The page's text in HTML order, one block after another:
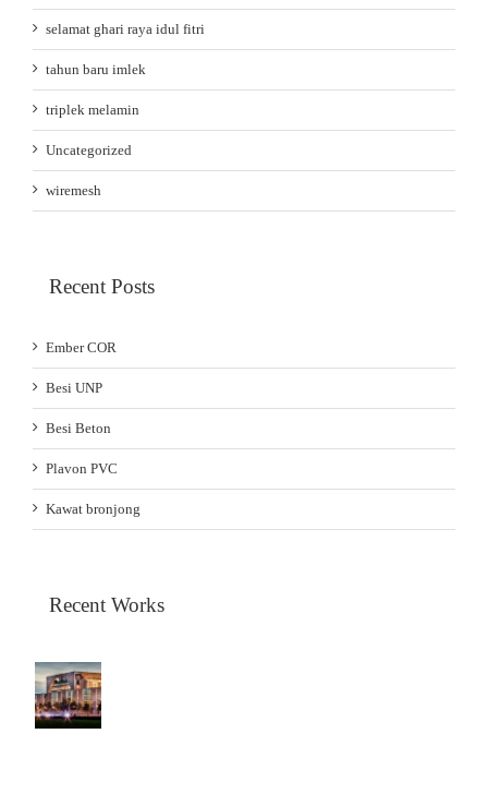
selamat ghari raya idul fitri
tahun baru imlek
triplek melamin
Uncategorized
wiremesh
Recent Posts
Ember COR
Besi UNP
Besi Beton
Plavon PVC
Kawat bronjong
Recent Works